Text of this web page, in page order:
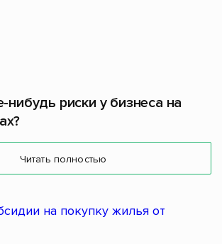
нибудь риски у бизнеса на
Читать полностью